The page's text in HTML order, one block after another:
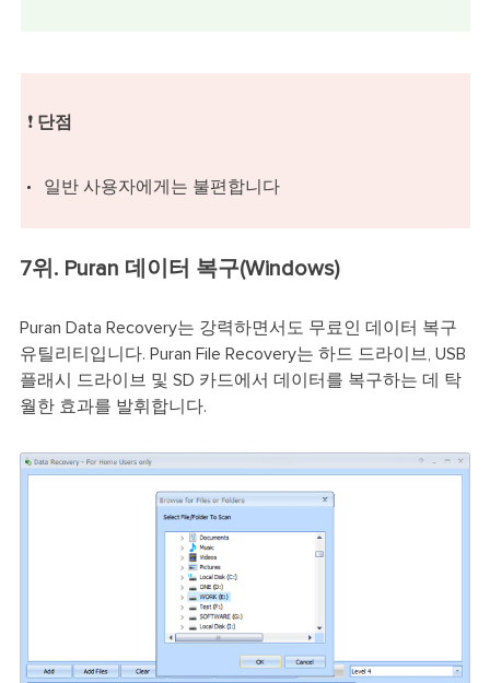
❗ 단점
일반 사용자에게는 불편합니다
7위. Puran 데이터 복구(Windows)
Puran Data Recovery는 강력하면서도 무료인 데이터 복구
유틸리티입니다. Puran File Recovery는 하드 드라이브, USB
플래시 드라이브 및 SD 카드에서 데이터를 복구하는 데 탁
월한 효과를 발휘합니다.